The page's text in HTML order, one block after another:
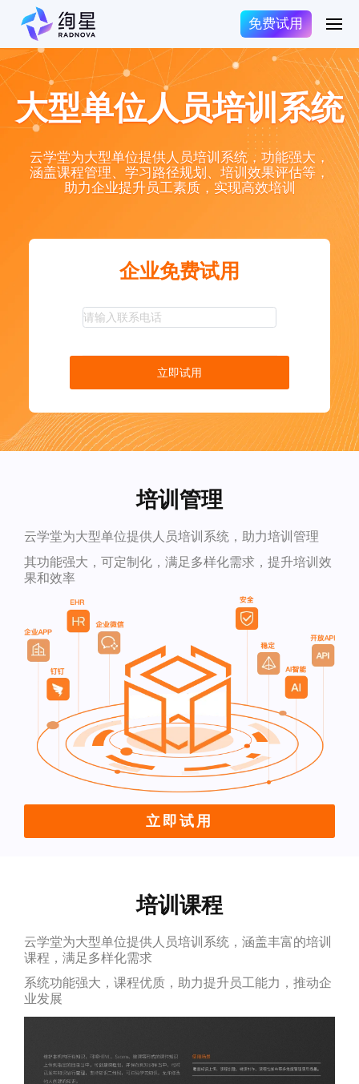
免费试用
大型单位人员培训系统
云学堂为大型单位提供人员培训系统，功能强大，
涵盖课程管理、学习路径规划、培训效果评估等，
助力企业提升员工素质，实现高效培训
企业免费试用
立即试用
培训管理
云学堂为大型单位提供人员培训系统，助力培训管理
其功能强大，可定制化，满足多样化需求，提升培训效
果和效率
立即试用
培训课程
云学堂为大型单位提供人员培训系统，涵盖丰富的培训
课程，满足多样化需求
系统功能强大，课程优质，助力提升员工能力，推动企
业发展